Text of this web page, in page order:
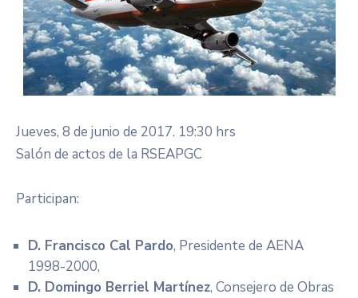
Jueves, 8 de junio de 2017. 19:30 hrs
Salón de actos de la RSEAPGC
Participan:
D. Francisco Cal Pardo, Presidente de AENA
1998-2000,
D. Domingo Berriel Martínez, Consejero de Obras